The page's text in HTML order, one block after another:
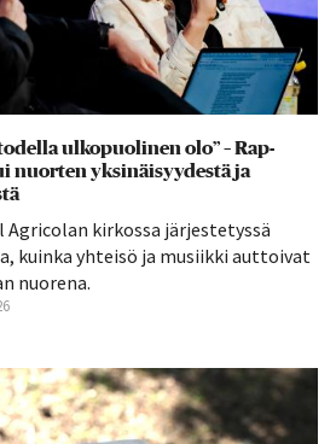
ulkopuolinen olo” – Rap-
nuorten yksinäisyydestä ja
kirkossa järjestetyssä
kuinka yhteisö ja musiikki auttoivat
nuorena.